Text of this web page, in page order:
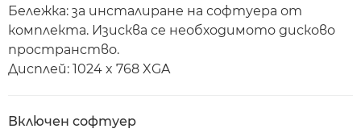
Бележка: за инсталиране на софтуера от
комплекта. Изисква се необходимото дисково
пространство.
Дисплей: 1024 x 768 XGA
Включен софтуер